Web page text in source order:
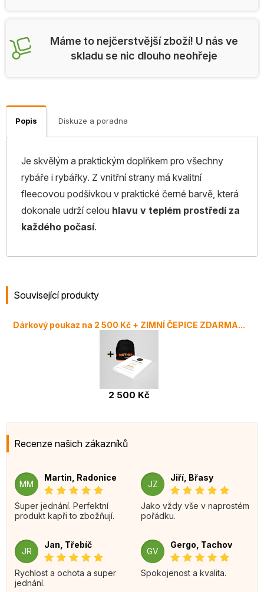
Máme to nejčerstvější zboží! U nás ve
skladu se nic dlouho neohřeje
Popis Diskuze a poradna
Je skvělým a praktickým doplňkem pro všechny
rybáře i rybářky. Z vnitřní strany má kvalitní
fleecovou podšívkou v praktické černé barvě, která
dokonale udrží celou hlavu v teplém prostředí za
každého počasí.
Související produkty
Dárkový poukaz na 2 500 Kč + ZIMNÍ ČEPICE ZDARMA...
2 500 Kč
Recenze našich zákazníků
MM
Martin, Radonice
Super jednání. Perfektní
produkt kapři to zbožňují.
JZ
Jiří, Břasy
Jako vždy vše v naprostém
pořádku.
JR
Jan, Třebíč
Rychlost a ochota a super
jednání.
GV
Gergo, Tachov
Spokojenost a kvalita.